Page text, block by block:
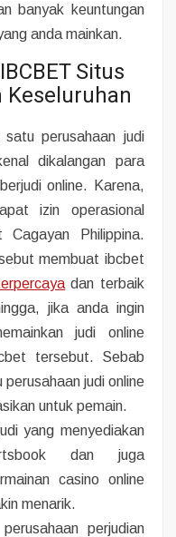
banyak keuntungan
anda mainkan.
Situs
Keseluruhan
satu perusahaan judi
dikalangan para
online. Karena,
izin operasional
Philippina.
membuat ibcbet
dan terbaik
jika anda ingin
judi online
tersebut. Sebab
judi online
untuk pemain.
yang menyediakan
dan juga
casino online
menarik.
perjudian